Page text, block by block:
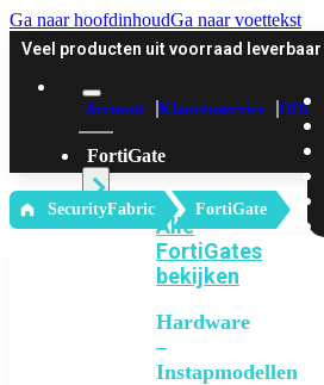
Ga naar hoofdinhoudGa naar voettekst
Veel producten uit voorraad leverbaar
Account Klantenservice Offerte
FortiGate
Alle
FortiGates
bekijken
Hardware
–
Instapmodellen
‎ SecurityFabric FortiGate